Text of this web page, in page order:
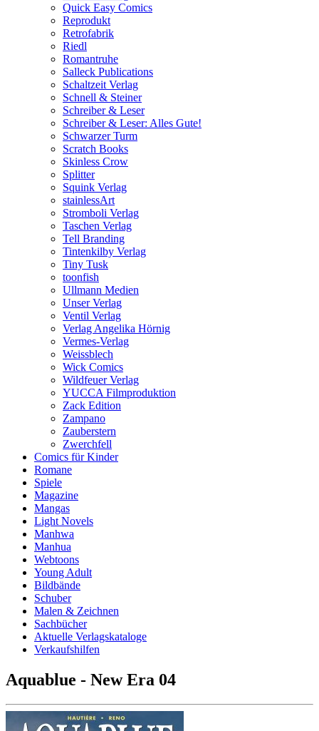
Quick Easy Comics
Reprodukt
Retrofabrik
Riedl
Romantruhe
Salleck Publications
Schaltzeit Verlag
Schnell & Steiner
Schreiber & Leser
Schreiber & Leser: Alles Gute!
Schwarzer Turm
Scratch Books
Skinless Crow
Splitter
Squink Verlag
stainlessArt
Stromboli Verlag
Taschen Verlag
Tell Branding
Tintenkilby Verlag
Tiny Tusk
toonfish
Ullmann Medien
Unser Verlag
Ventil Verlag
Verlag Angelika Hörnig
Vermes-Verlag
Weissblech
Wick Comics
Wildfeuer Verlag
YUCCA Filmproduktion
Zack Edition
Zampano
Zauberstern
Zwerchfell
Comics für Kinder
Romane
Spiele
Magazine
Mangas
Light Novels
Manhwa
Manhua
Webtoons
Young Adult
Bildbände
Schuber
Malen & Zeichnen
Sachbücher
Aktuelle Verlagskataloge
Verkaufshilfen
Aquablue - New Era 04